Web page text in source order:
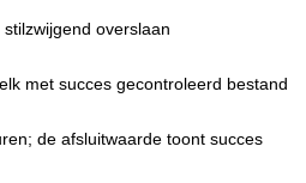
overslaan
met succes gecontroleerd bestand
de afsluitwaarde toont succes